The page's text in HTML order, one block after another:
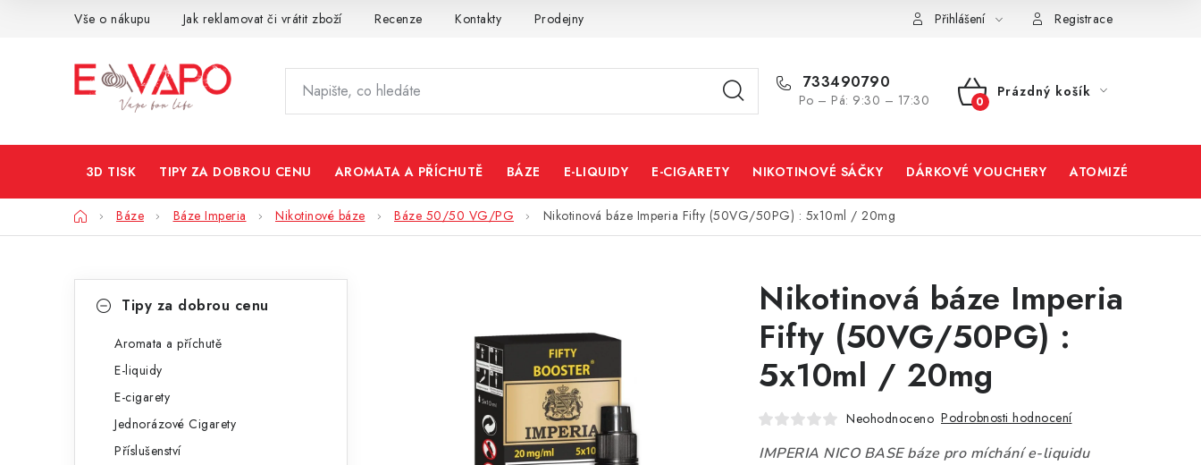
Vše o nákupu Jak reklamovat či vrátit zboží Recenze Kontakty Prodejny Přihlášení Registrace
733490790
Po – Pá: 9:30 – 17:30
NÁKUPNÍ
Prázdný košík
3D TISK TIPY ZA DOBROU CENU AROMATA A PŘÍCHUTĚ BÁZE E-LIQUIDY E-CIGARETY NIKOTINOVÉ SÁČKY DÁRKOVÉ VOUCHERY ATOMIZÉRY A
DomůBáze Báze Imperia Nikotinové báze Báze 50/50 VG/PG Nikotinová báze Imperia Fifty (50VG/50PG) : 5x10ml / 20mg
kategorieTipy za dobrou cenu
Aromata a příchutě
E-liquidy
E-cigarety
Jednorázové Cigarety
Příslušenství
Nikotinová báze Imperia
Fifty (50VG/50PG) :
5x10ml / 20mg
Neohodnoceno Podrobnosti hodnocení
IMPERIA NICO BASE báze pro míchání e-liquidu